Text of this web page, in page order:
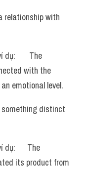
relationship with
The
with the
emotional level.
something distinct
The
its product from